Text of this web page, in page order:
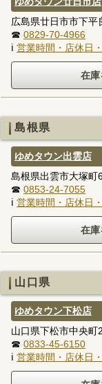
広島県廿日市市下
☎ 0829-70-4966
ℹ 営業時間・店休日
島根県
ゆめタウン出雲店
島根県出雲市大塚町
☎ 0853-24-7055
ℹ 営業時間・店休日
山口県
ゆめタウン下松店
山口県下松市中央
☎ 0833-45-6150
ℹ 営業時間・店休日